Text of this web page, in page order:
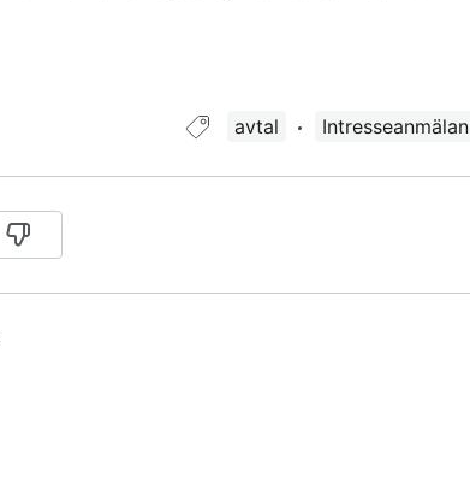
Guide taggad med:
avtal Intresseanmälan